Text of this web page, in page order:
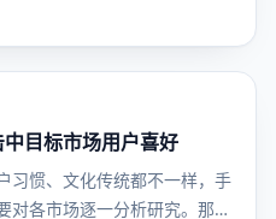
目标市场用户喜好
习惯、文化传统都不一样，手
对各市场逐一分析研究。那